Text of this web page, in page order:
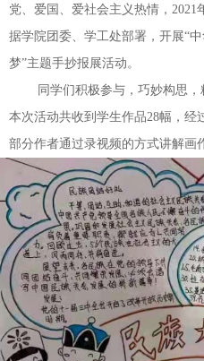
党、爱国、爱社会主义热情，2021
据学院团委、学工处部署，开展“
梦”主题手抄报展活动。
同学们积极参与，巧妙构思，
本次活动共收到学生作品28幅，经
部分作者通过录视频的方式讲解画